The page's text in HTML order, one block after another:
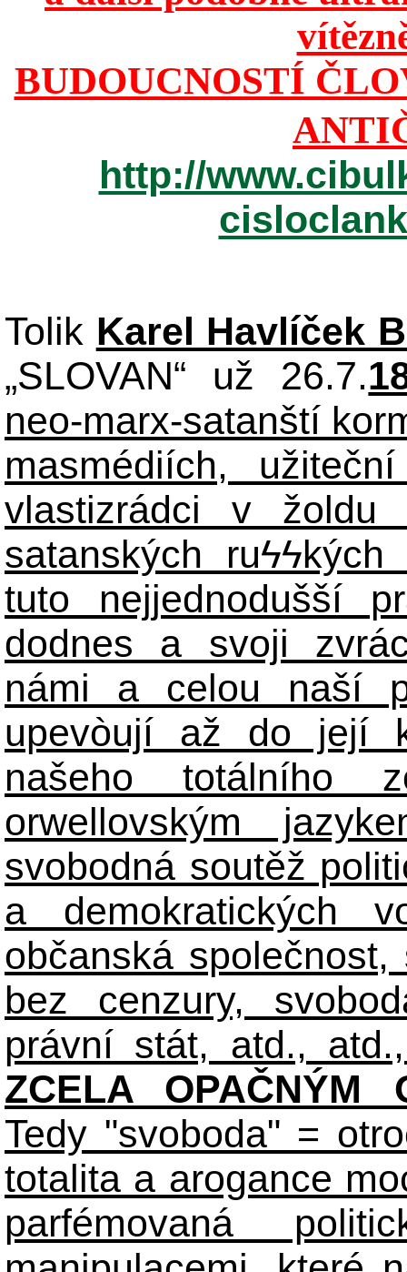
BUDOUCNOSTÍ
http://
Tolik Karel Havlíček
„SLOVAN“ už 26.7.
neo-marx-satanští
masmédiích,
vlastizrádci v žoldu
satanských ruϟϟkých
tuto nejjednodušší
dodnes a svoji
námi a celou naší
upevòují až do její
našeho totálního
orwellovským
svobodná soutěž
a demokratických
občanská
bez cenzury,
právní stát, atd.,
ZCELA OPAČNÝM
Tedy "svoboda" =
totalita a arogance
parfémovaná